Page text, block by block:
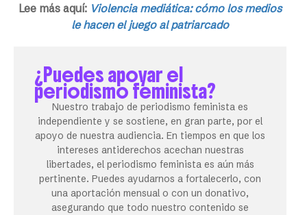
Lee más aquí: Violencia mediática: cómo los medios
le hacen el juego al patriarcado
¿Puedes apoyar el
periodismo feminista?
Nuestro trabajo de periodismo feminista es
independiente y se sostiene, en gran parte, por el
apoyo de nuestra audiencia. En tiempos en que los
intereses antiderechos acechan nuestras
libertades, el periodismo feminista es aún más
pertinente. Puedes ayudarnos a fortalecerlo, con
una aportación mensual o con un donativo,
asegurando que todo nuestro contenido se